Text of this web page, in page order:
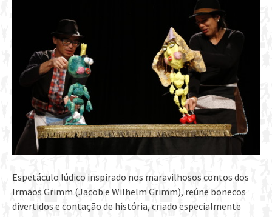
Espetáculo lúdico inspirado nos maravilhosos contos dos
Irmãos Grimm (Jacob e Wilhelm Grimm), reúne bonecos
divertidos e contação de história, criado especialmente